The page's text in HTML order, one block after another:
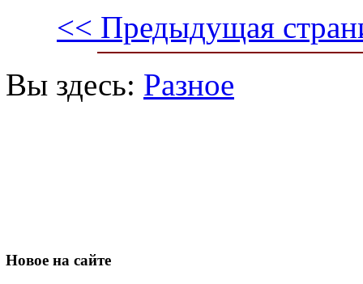
<< Предыдущая
Вы здесь: Разное
Новое на сайте